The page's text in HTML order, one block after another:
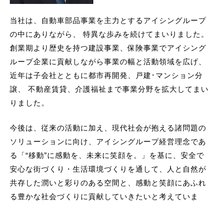
当社は、自動車部品事業を主力とするアイシングループ
の中にありながら、 特異な歩みを続けてまいりました。
創業期より歴史を持つ建設事業、保険事業でアイシング
ループ企業に貢献しながら事業の幅と活動領域を広げ、
近年は子会社とともに都市再開発、戸建･マンション分
譲、 不動産賃貸、介護福祉まで事業分野を拡大してまい
りました。
今後は、従来の活動に加え、現代社会が抱える諸問題の
ソリューションに向け、アイシングループ経営理念であ
る「“移動”に感動を、未来に笑顔を。」を基に、安全で
安心な街づくり・生活環境づくりを通して、人と自然が
共存した潤いと彩りのある空間と、感動と笑顔にあふれ
る豊かな社会づくりに貢献していきたいと考えていま